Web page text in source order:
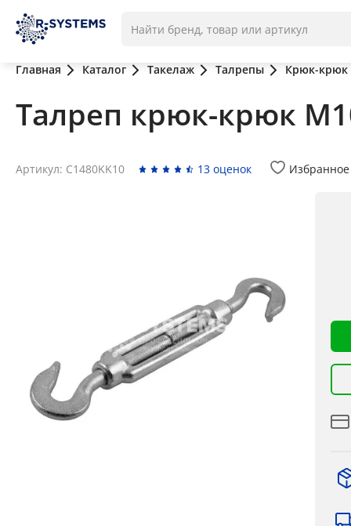
Главная Каталог Такелаж Талрепы Крюк-крюк
Талреп крюк-крюк
Артикул: C1480KK10 13 оценок Избранное